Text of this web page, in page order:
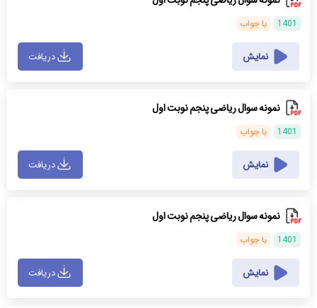
1401 با جواب
نمایش دریافت
نمونه سوال ریاضی پنجم نوبت اول
1401 با جواب
نمایش دریافت
نمونه سوال ریاضی پنجم نوبت اول
1401 با جواب
نمایش دریافت